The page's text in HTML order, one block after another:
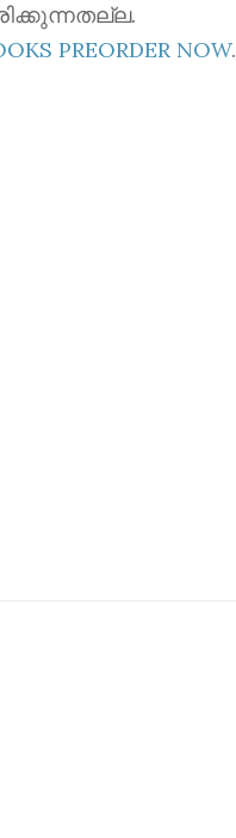
PREORDER NOW.